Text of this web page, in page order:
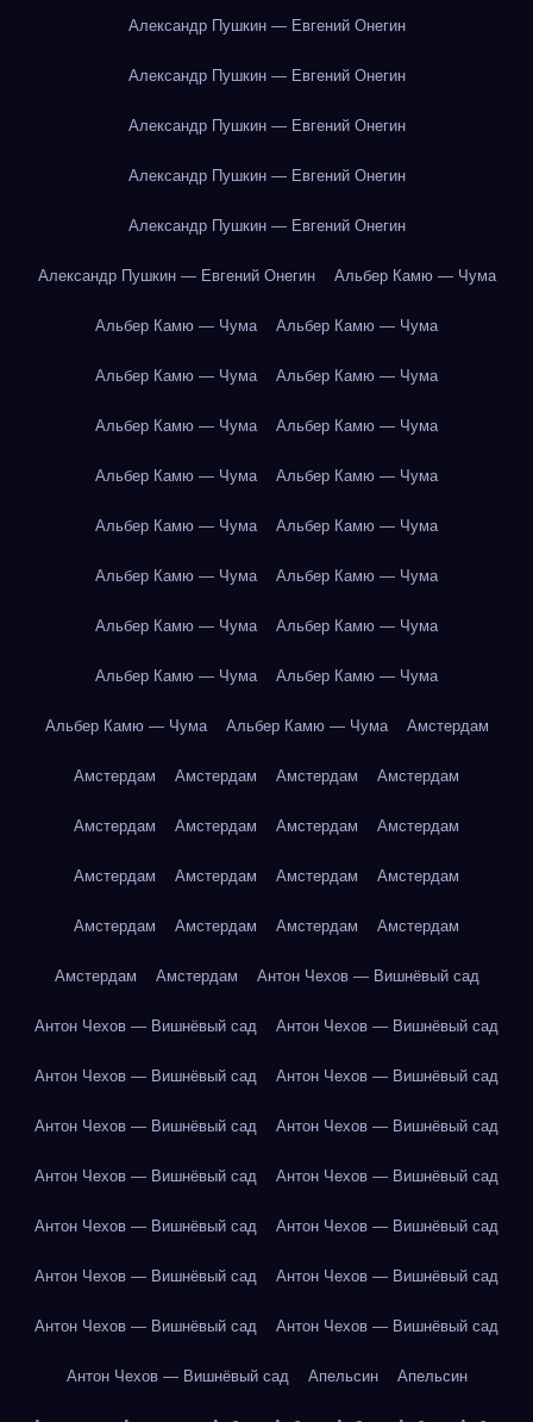
Александр Пушкин — Евгений Онегин
Александр Пушкин — Евгений Онегин
Александр Пушкин — Евгений Онегин
Александр Пушкин — Евгений Онегин
Александр Пушкин — Евгений Онегин
Александр Пушкин — Евгений Онегин Альбер Камю — Чума
Альбер Камю — Чума Альбер Камю — Чума
Альбер Камю — Чума Альбер Камю — Чума
Альбер Камю — Чума Альбер Камю — Чума
Альбер Камю — Чума Альбер Камю — Чума
Альбер Камю — Чума Альбер Камю — Чума
Альбер Камю — Чума Альбер Камю — Чума
Альбер Камю — Чума Альбер Камю — Чума
Альбер Камю — Чума Альбер Камю — Чума
Альбер Камю — Чума Альбер Камю — Чума Амстердам
Амстердам Амстердам Амстердам Амстердам
Амстердам Амстердам Амстердам Амстердам
Амстердам Амстердам Амстердам Амстердам
Амстердам Амстердам Амстердам Амстердам
Амстердам Амстердам Антон Чехов — Вишнёвый сад
Антон Чехов — Вишнёвый сад Антон Чехов — Вишнёвый сад
Антон Чехов — Вишнёвый сад Антон Чехов — Вишнёвый сад
Антон Чехов — Вишнёвый сад Антон Чехов — Вишнёвый сад
Антон Чехов — Вишнёвый сад Антон Чехов — Вишнёвый сад
Антон Чехов — Вишнёвый сад Антон Чехов — Вишнёвый сад
Антон Чехов — Вишнёвый сад Антон Чехов — Вишнёвый сад
Антон Чехов — Вишнёвый сад Антон Чехов — Вишнёвый сад
Антон Чехов — Вишнёвый сад Апельсин Апельсин